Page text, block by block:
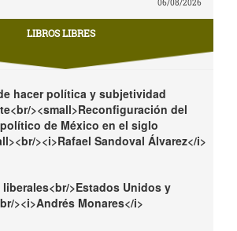
06/08/2026
LIBROS LIBRES
hacer política y subjetividad
><small>Reconfiguración del
de México en el siglo
><i>Rafael Sandoval Álvarez</i>
>Estados Unidos y
><i>Andrés Monares</i>